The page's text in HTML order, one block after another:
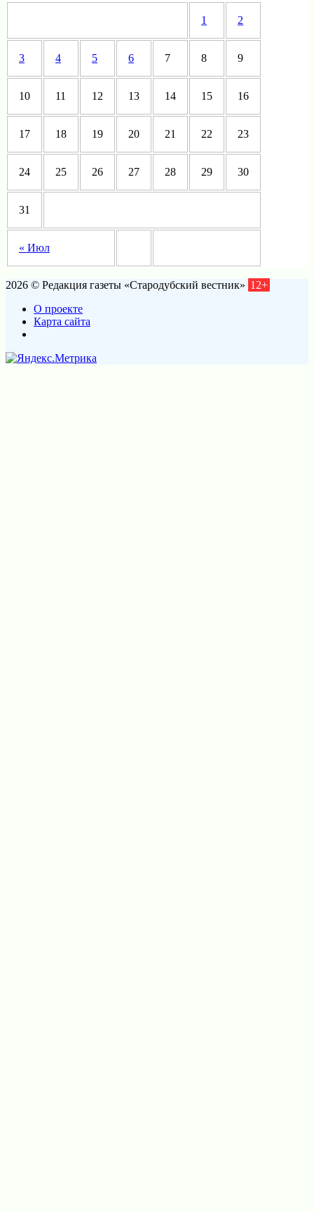
« Июл
1 2
3 4 5 6 7 8 9
10 11 12 13 14 15 16
17 18 19 20 21 22 23
24 25 26 27 28 29 30
31
2026 © Редакция газеты «Стародубский вестник» 12+
О проекте
Карта сайта